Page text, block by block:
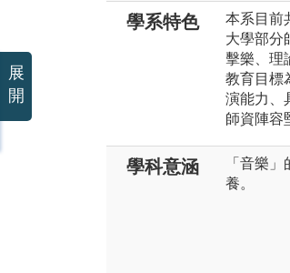
學系特色
本系目前
大學部分
擊樂、理
教育目標
演能力、
師資陣容
學科意涵
「音樂
養。
展
開